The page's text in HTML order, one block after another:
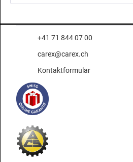
+41 71 844 07 00
carex@carex.ch
Kontaktformular